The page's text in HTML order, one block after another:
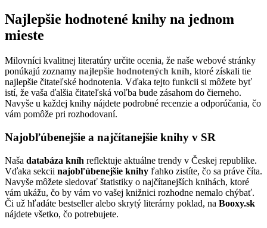
Najlepšie hodnotené knihy na jednom
mieste
Milovníci kvalitnej literatúry určite ocenia, že naše webové stránky
ponúkajú zoznamy najlepšie hodnotených kníh, ktoré získali tie
najlepšie čitateľské hodnotenia. Vďaka tejto funkcii si môžete byť
istí, že vaša ďalšia čitateľská voľba bude zásahom do čierneho.
Navyše u každej knihy nájdete podrobné recenzie a odporúčania, čo
vám pomôže pri rozhodovaní.
Najobľúbenejšie a najčítanejšie knihy v SR
Naša databáza kníh reflektuje aktuálne trendy v Českej republike.
Vďaka sekcii najobľúbenejšie knihy ľahko zistíte, čo sa práve číta.
Navyše môžete sledovať štatistiky o najčítanejších knihách, ktoré
vám ukážu, čo by vám vo vašej knižnici rozhodne nemalo chýbať.
Či už hľadáte bestseller alebo skrytý literárny poklad, na Booxy.sk
nájdete všetko, čo potrebujete.